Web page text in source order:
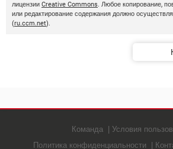
лицензии Creative Commons. Любое копирование,
или редактирование содержания должно
(ru.ccm.net).
Команда
Условия
Политика конфиденциальности